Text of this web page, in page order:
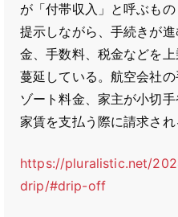
が「付帯収入」と呼ぶも
提示しながら、手続きが
金、手数料、税金などを
蔓延している。航空会社
ゾート料金、家主が小切手
家賃を支払う際に請求され
https://pluralistic.net/
drip/#drip-off